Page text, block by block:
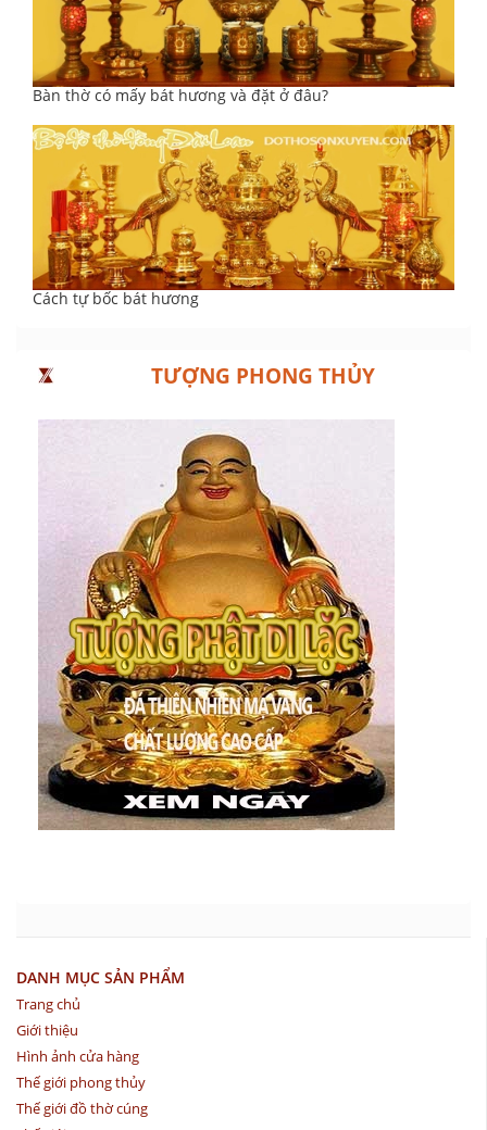
Bàn thờ có mấy bát hương và đặt ở đâu?
Cách tự bốc bát hương
TƯỢNG PHONG THỦY
DANH MỤC SẢN PHẨM
Trang chủ
Giới thiệu
Hình ảnh cửa hàng
Thế giới phong thủy
Thế giới đồ thờ cúng